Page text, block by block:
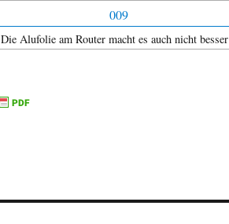
Die Alufolie am Router macht es auch nicht besser